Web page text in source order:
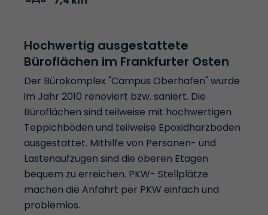
Hochwertig ausgestattete
Büroflächen im Frankfurter Osten
Der Bürokomplex "Campus Oberhafen" wurde
im Jahr 2010 renoviert bzw. saniert. Die
Büroflächen sind teilweise mit hochwertigen
Teppichböden und teilweise Epoxidharzboden
ausgestattet. Mithilfe von Personen- und
Lastenaufzügen sind die oberen Etagen
bequem zu erreichen. PKW- Stellplätze
machen die Anfahrt per PKW einfach und
problemlos.